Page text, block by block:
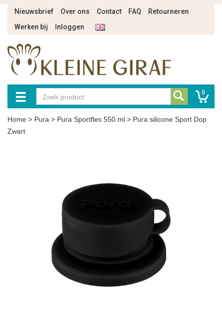
Nieuwsbrief Over ons Contact FAQ
Retourneren
Werken bij
Inloggen
0
Home > Pura > Pura Sportfles 550 ml > Pura silicone Sport Dop
Zwart